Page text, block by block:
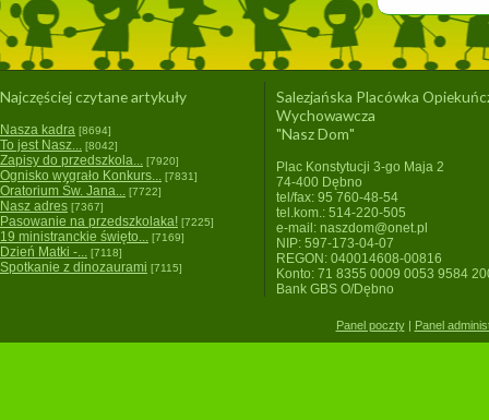
Najczęściej czytane artykuły
Nasza kadra [8694]
To jest Nasz... [8042]
Zapisy do przedszkola... [7920]
Ognisko wygrało Konkurs... [7831]
Oratorium Św. Jana... [7722]
Nasz adres [7367]
Pasowanie na przedszkolaka! [7225]
19 ministranckie święto... [7169]
Dzień Matki -... [7118]
Spotkanie z dinozaurami [7115]
Salezjańska Placówka
Wychowawcza
"Nasz Dom"
Plac Konstytucji 3-go Maja 2
74-400 Dębno
tel/fax: 95 760-48-54
tel.kom.: 514-220-505
e-mail: naszdom@onet.pl
NIP: 597-173-04-07
REGON: 040014608-00816
Konto: 71 8355 0009 0053 9584
Bank GBS O/Dębno
Panel poczty| Panel